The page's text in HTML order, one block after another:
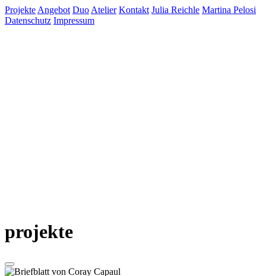
Projekte Angebot Duo Atelier Kontakt Julia Reichle Martina Pelosi
Datenschutz Impressum
projekte